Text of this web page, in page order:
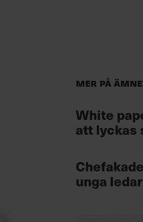
Mer på
White
att lyckas
unga